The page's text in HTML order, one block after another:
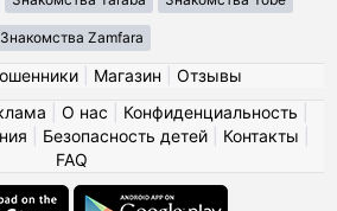
Знакомства Zamfara
| Магазин
Отзывы
О нас Конфиденциальность
Безопасность детей| Контакты
FAQ